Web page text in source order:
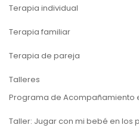
Terapia individual
Terapia familiar
Terapia de pareja
Talleres
Programa de Acompañamiento
Taller: Jugar con mi bebé en los